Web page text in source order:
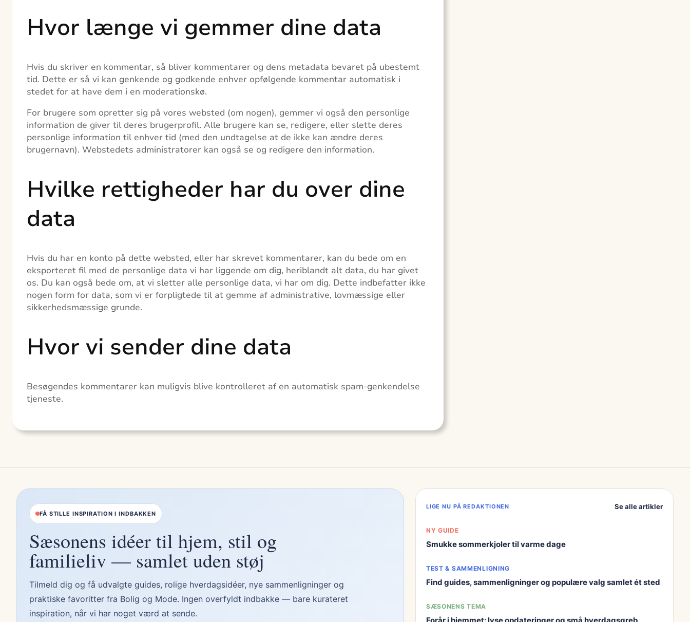
Hvor længe vi gemmer dine data
Hvis du skriver en kommentar, så bliver kommentarer og dens metadata bevaret på ubestemt
tid. Dette er så vi kan genkende og godkende enhver opfølgende kommentar automatisk i
stedet for at have dem i en moderationskø.
For brugere som opretter sig på vores websted (om nogen), gemmer vi også den personlige
information de giver til deres brugerprofil. Alle brugere kan se, redigere, eller slette deres
personlige information til enhver tid (med den undtagelse at de ikke kan ændre deres
brugernavn). Webstedets administratorer kan også se og redigere den information.
Hvilke rettigheder har du over dine
data
Hvis du har en konto på dette websted, eller har skrevet kommentarer, kan du bede om en
eksporteret fil med de personlige data vi har liggende om dig, heriblandt alt data, du har givet
os. Du kan også bede om, at vi sletter alle personlige data, vi har om dig. Dette indbefatter ikke
nogen form for data, som vi er forpligtede til at gemme af administrative, lovmæssige eller
sikkerhedsmæssige grunde.
Hvor vi sender dine data
Besøgendes kommentarer kan muligvis blive kontrolleret af en automatisk spam-genkendelse
tjeneste.
FÅ STILLE INSPIRATION I INDBAKKEN
Sæsonens idéer til hjem, stil og
familieliv — samlet uden støj
Tilmeld dig og få udvalgte guides, rolige hverdagsidéer, nye sammenligninger og
praktiske favoritter fra Bolig og Mode. Ingen overfyldt indbakke — bare kurateret
inspiration, når vi har noget værd at sende.
LIGE NU PÅ REDAKTIONEN Se alle artikler
NY GUIDE
Smukke sommerkjoler til varme dage
TEST & SAMMENLIGNING
Find guides, sammenligninger og populære valg samlet ét sted
SÆSONENS TEMA